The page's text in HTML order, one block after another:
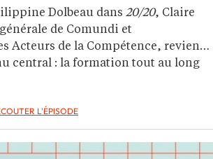
Dolbeau dans 20/20, Claire
de Comundi et
Acteurs de la Compétence, revient
central : la formation tout au long
L'ÉPISODE